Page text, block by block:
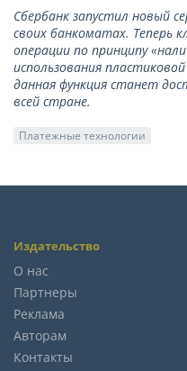
Сбербанк запустил новый
своих банкоматах. Теперь
операции по принципу
использования
данная функция станет
всей стране.
Платежные технологии
Издательство
О нас
Партнеры
Реклама
Авторам
Контакты